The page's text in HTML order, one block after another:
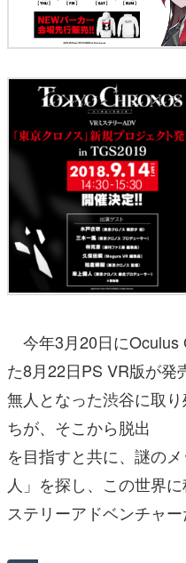
今年3月20日にOculus
た8月22日PS VR版が発
無人となった渋谷に取
ちが、そこから脱出
を目指すと共に、謎の
人」を探し、この世界
ステリーアドベンチャー